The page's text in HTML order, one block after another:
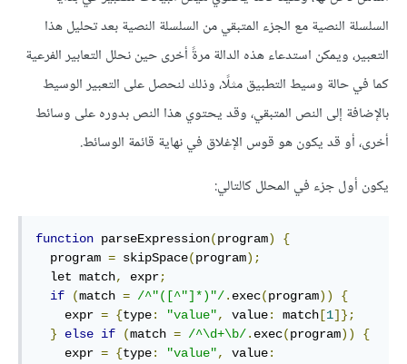
السلسلة النصية مع الجزء المتبقي من السلسلة النصية بعد تحليل هذا
التعبير، ويمكن استدعاء هذه الدالة مرةً أخرى حين نحلل التعابير الفرعية
كما في حالة وسيط التطبيق مثلًا، وذلك لنحصل على التعبير الوسيط
بالإضافة إلى النص المتبقي، وقد يحتوي هذا النص بدوره على وسائط
أخرى، أو قد يكون هو قوس الإغلاق في نهاية قائمة الوسائط.
يكون أول جزء في المحلل كالتالي:
function parseExpression(program)
{
  program
= skipSpace(program);
  let match
, expr;
if
(match = /^"([^"]*)"/. exec(program))
{
    expr
= {type: "value", value: match [1]};
}
else if (match = /^\d+\b/. exec(program))
{
    expr
= {type: "value", value: